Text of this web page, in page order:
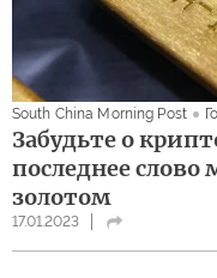
South China Morning Post
Забудьте о
последнее слово
золотом
17.01.2023